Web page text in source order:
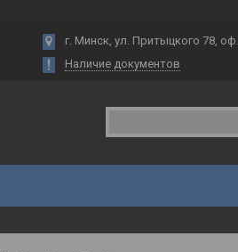
г. Минск, ул. Притыцкого 78,
Наличие документов